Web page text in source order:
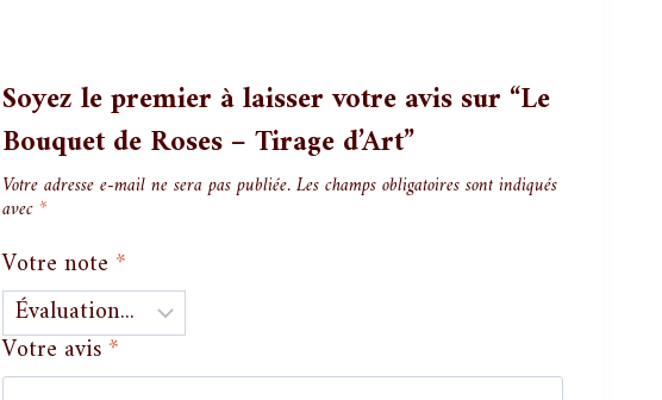
Soyez le premier à laisser votre avis sur “Le
Bouquet de Roses – Tirage d’Art”
Votre adresse e-mail ne sera pas publiée.Les champs obligatoires sont indiqués
avec*
Votre note *
Votre avis*